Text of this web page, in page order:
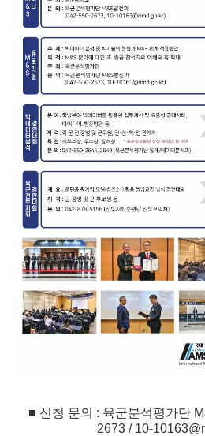
■ 신청 문의 : 육군분석평가단
2673 / 10-